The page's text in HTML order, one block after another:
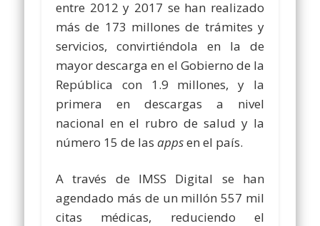
entre 2012 y 2017 se han realizado
más de 173 millones de trámites y
servicios, convirtiéndola en la de
mayor descarga en el Gobierno de la
República con 1.9 millones, y la
primera en descargas a nivel
nacional en el rubro de salud y la
número 15 de lasappsen el país.
A través de IMSS Digital se han
agendado más de un millón 557 mil
citas médicas, reduciendo el